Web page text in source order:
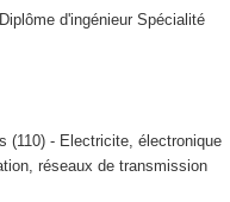
Diplôme d'ingénieur Spécialité
(110) - Electricite, électronique
réseaux de transmission